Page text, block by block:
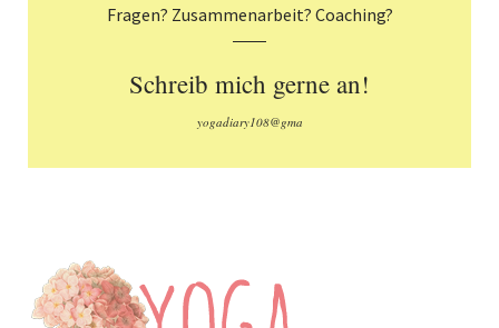
Fragen? Zusammenarbeit? Coaching?
Schreib mich gerne an!
yogadiary108@gma